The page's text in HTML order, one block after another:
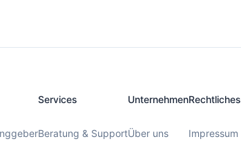
Services
Beratung & Support
Unternehmen
Über uns
Rechtliches
Impressum